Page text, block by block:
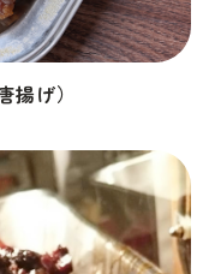
げ）